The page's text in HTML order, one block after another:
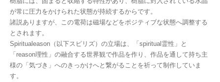
が常に圧力をかけられた状態が持続するからです。
諸説ありますが、この電荷は磁場などをポジティブな状態へ調整する
とされます。
Spiritualeason（以下スピリズ）の立場は、「spiritual霊性」と
「reason理性」の融合する世界観で作品を作り、作品を通して持ち主
様の「気づき」へのきっかけへと繋がることを祈って制作していま
す。